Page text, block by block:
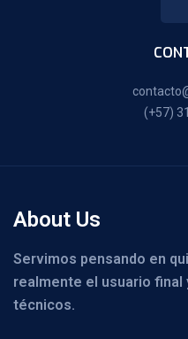
(+57)
About Us
Servimos pensando en
realmente el usuario final
técnicos.